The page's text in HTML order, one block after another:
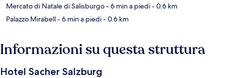
Mercato di Natale di Salisburgo- 6 min a piedi- 0.6 km
Palazzo Mirabell- 6 min a piedi- 0.6 km
Informazioni su questa struttura
Hotel Sacher Salzburg